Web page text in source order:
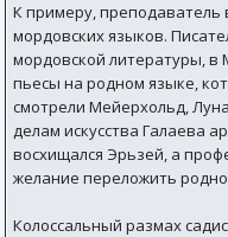
К примеру,
мордовских языков.
мордовской литературы, в
пьесы на родном языке,
смотрели Мейерхольд,
делам искусства Галаева
восхищался Эрьзей, а
желание переложить
Колоссальный размах